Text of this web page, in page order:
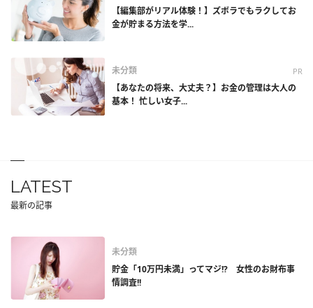
【編集部がリアル体験！】ズボラでもラクしてお
金が貯まる方法を学...
未分類 PR
【あなたの将来、大丈夫？】お金の管理は大人の
基本！ 忙しい女子...
LATEST
最新の記事
未分類
貯金「10万円未満」ってマジ!? 女性のお財布事
情調査!!